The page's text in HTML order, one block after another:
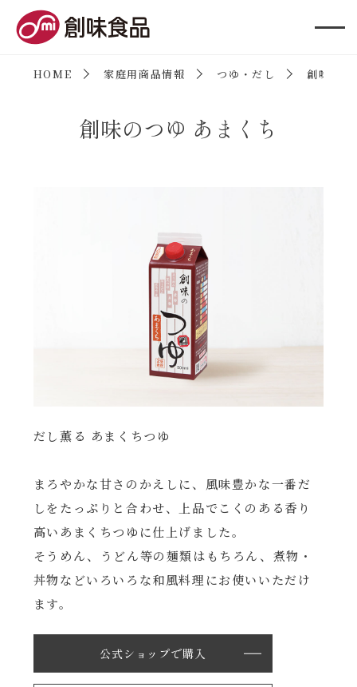
HOME 家庭用商品情報 つゆ・だし 創味の
創味のつゆ あまくち
だし薫る あまくちつゆ
まろやかな甘さのかえしに、風味豊かな一番だ
しをたっぷりと合わせ、上品でこくのある香り
高いあまくちつゆに仕上げました。
そうめん、うどん等の麺類はもちろん、煮物・
丼物などいろいろな和風料理にお使いいただけ
ます。
公式ショップで購入